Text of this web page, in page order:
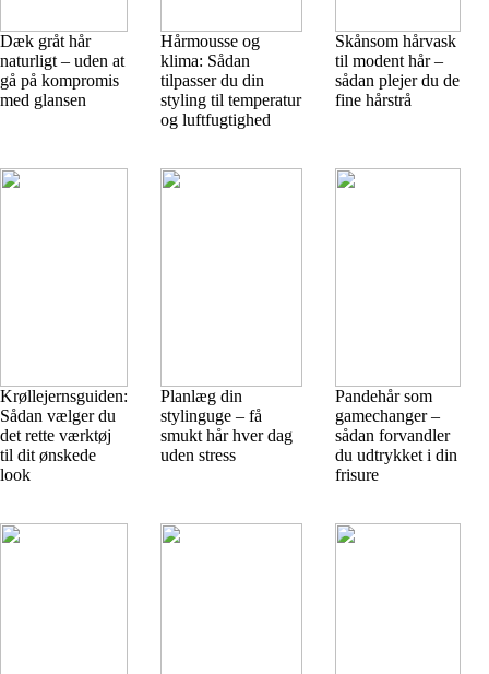
Dæk gråt hår
naturligt – uden at
gå på kompromis
med glansen
Hårmousse og
klima: Sådan
tilpasser du din
styling til temperatur
og luftfugtighed
Skånsom hårvask
til modent hår –
sådan plejer du de
fine hårstrå
Krøllejernsguiden:
Sådan vælger du
det rette værktøj
til dit ønskede
look
Planlæg din
stylinguge – få
smukt hår hver dag
uden stress
Pandehår som
gamechanger –
sådan forvandler
du udtrykket i din
frisure